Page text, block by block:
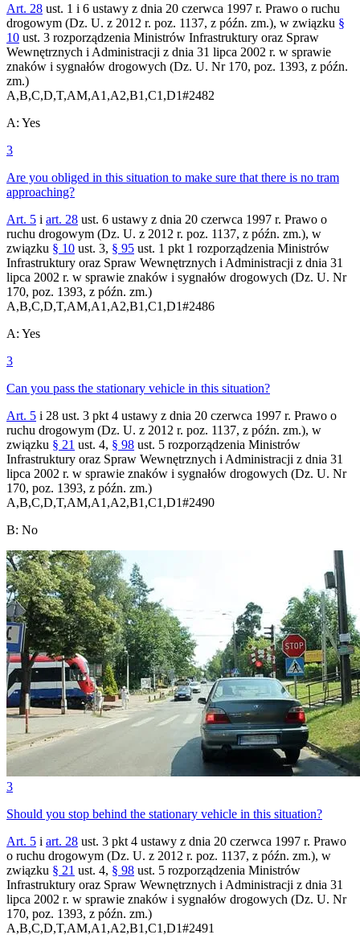
Art. 28 ust. 1 i 6 ustawy z dnia 20 czerwca 1997 r. Prawo o ruchu
drogowym (Dz. U. z 2012 r. poz. 1137, z późn. zm.), w związku §
10 ust. 3 rozporządzenia Ministrów Infrastruktury oraz Spraw
Wewnętrznych i Administracji z dnia 31 lipca 2002 r. w sprawie
znaków i sygnałów drogowych (Dz. U. Nr 170, poz. 1393, z późn.
zm.)
A,B,C,D,T,AM,A1,A2,B1,C1,D1#2482
A: Yes
3
Are you obliged in this situation to make sure that there is no tram
approaching?
Art. 5 i art. 28 ust. 6 ustawy z dnia 20 czerwca 1997 r. Prawo o
ruchu drogowym (Dz. U. z 2012 r. poz. 1137, z późn. zm.), w
związku § 10 ust. 3, § 95 ust. 1 pkt 1 rozporządzenia Ministrów
Infrastruktury oraz Spraw Wewnętrznych i Administracji z dnia 31
lipca 2002 r. w sprawie znaków i sygnałów drogowych (Dz. U. Nr
170, poz. 1393, z późn. zm.)
A,B,C,D,T,AM,A1,A2,B1,C1,D1#2486
A: Yes
3
Can you pass the stationary vehicle in this situation?
Art. 5 i 28 ust. 3 pkt 4 ustawy z dnia 20 czerwca 1997 r. Prawo o
ruchu drogowym (Dz. U. z 2012 r. poz. 1137, z późn. zm.), w
związku § 21 ust. 4, § 98 ust. 5 rozporządzenia Ministrów
Infrastruktury oraz Spraw Wewnętrznych i Administracji z dnia 31
lipca 2002 r. w sprawie znaków i sygnałów drogowych (Dz. U. Nr
170, poz. 1393, z późn. zm.)
A,B,C,D,T,AM,A1,A2,B1,C1,D1#2490
B: No
3
Should you stop behind the stationary vehicle in this situation?
Art. 5 i art. 28 ust. 3 pkt 4 ustawy z dnia 20 czerwca 1997 r. Prawo
o ruchu drogowym (Dz. U. z 2012 r. poz. 1137, z późn. zm.), w
związku § 21 ust. 4, § 98 ust. 5 rozporządzenia Ministrów
Infrastruktury oraz Spraw Wewnętrznych i Administracji z dnia 31
lipca 2002 r. w sprawie znaków i sygnałów drogowych (Dz. U. Nr
170, poz. 1393, z późn. zm.)
A,B,C,D,T,AM,A1,A2,B1,C1,D1#2491